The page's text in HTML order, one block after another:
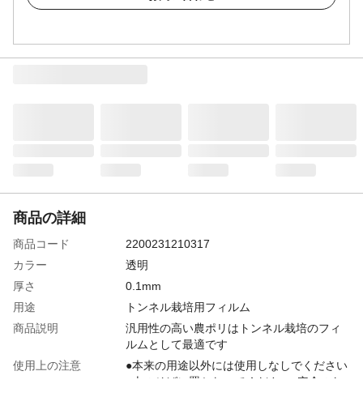
商品の詳細
商品コード
2200231210317
カラー
透明
厚さ
0.1mm
用途
トンネル栽培用フィルム
商品説明
汎用性の高い農ポリはトンネル栽培のフィ
ルムとして最適です
使用上の注意
●本来の用途以外には使用しなしでください
●火のそばに置かないでください●安全のた